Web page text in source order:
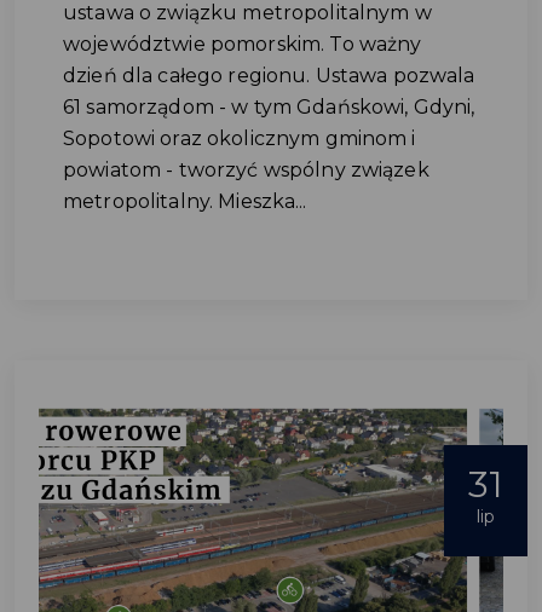
ustawa o związku metropolitalnym w
województwie pomorskim. To ważny
dzień dla całego regionu. Ustawa pozwala
61 samorządom - w tym Gdańskowi, Gdyni,
Sopotowi oraz okolicznym gminom i
powiatom - tworzyć wspólny związek
metropolitalny. Mieszka...
31
lip